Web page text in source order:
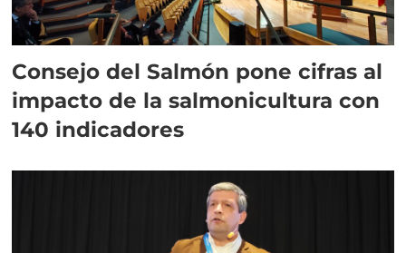
Consejo del Salmón pone cifras al
impacto de la salmonicultura con
140 indicadores